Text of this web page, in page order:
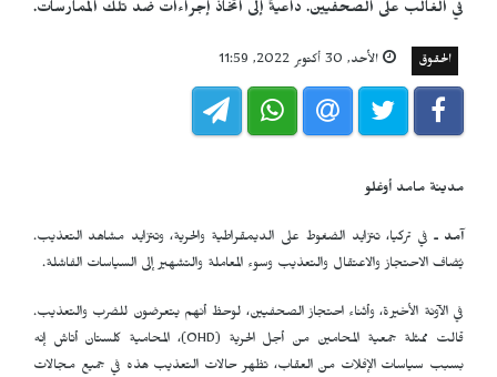
في الغالب على الصحفيين. داعيةً إلى اتخاذ إجراءات ضد تلك الممارسات.
الحقوق الأحد, 30 أكتوبر 2022, 11:59
مدينة مامد أوغلو
آمد ـ في تركيا، تتزايد الضغوط على الديمقراطية والحرية، وتتزايد مشاهد التعذيب.
يُضاف الاحتجاز والاعتقال والتعذيب وسوء المعاملة والتشهير إلى السياسات الفاشلة.
في الآونة الأخيرة، وأثناء احتجاز الصحفيين، لوحظ أنهم يتعرضون للضرب والتعذيب.
قالت ممثلة جمعية المحامين من أجل الحرية (OHD)، المحامية كلستان أتاش إنه
بسبب سياسات الإفلات من العقاب، تظهر حالات التعذيب هذه في جميع مجالات